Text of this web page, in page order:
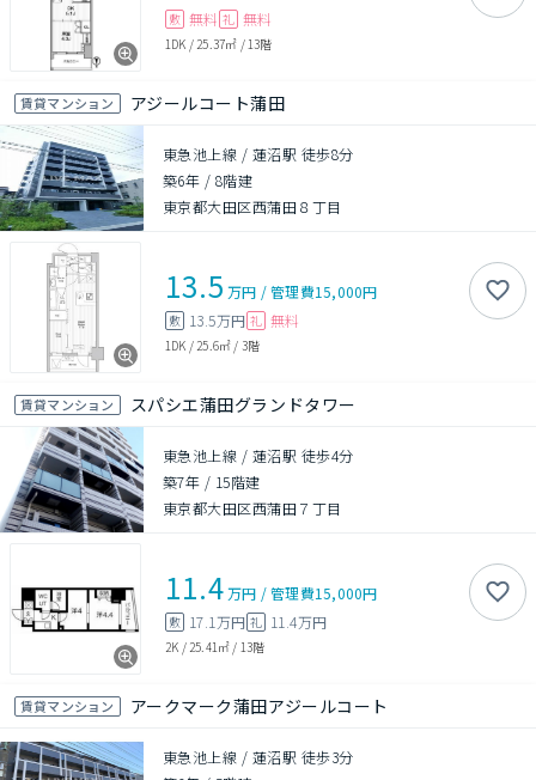
敷 無料 礼 無料
1DK / 25.37㎡ / 13階
賃貸マンション アジールコート蒲田
東急池上線 / 蓮沼駅 徒歩8分
築6年 / 8階建
東京都大田区西蒲田８丁目
13.5 万円 /管理費15,000円
敷 13.5万円 礼 無料
1DK / 25.6㎡ / 3階
賃貸マンション スパシエ蒲田グランドタワー
東急池上線 / 蓮沼駅 徒歩4分
築7年 / 15階建
東京都大田区西蒲田７丁目
11.4万円 /管理費15,000円
敷 17.1万円 礼 11.4万円
2K / 25.41㎡ / 13階
賃貸マンション アークマーク蒲田アジールコート
東急池上線 / 蓮沼駅 徒歩3分